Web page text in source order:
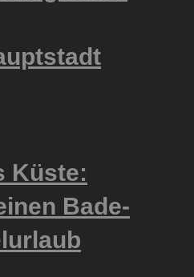
Küste:
Bade-